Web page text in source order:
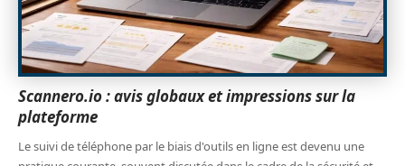
Scannero.io : avis globaux et impressions sur la
plateforme
Le suivi de téléphone par le biais d'outils en ligne est devenu une